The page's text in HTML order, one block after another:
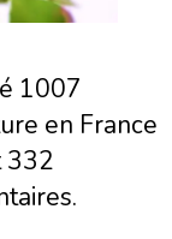
1007
en France
332